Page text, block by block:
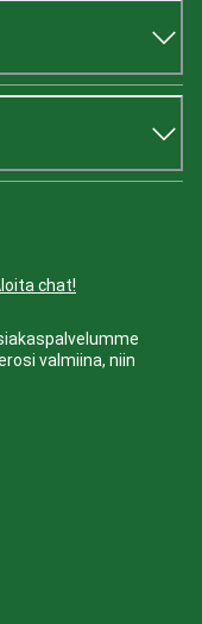
chat!
valmiina, niin